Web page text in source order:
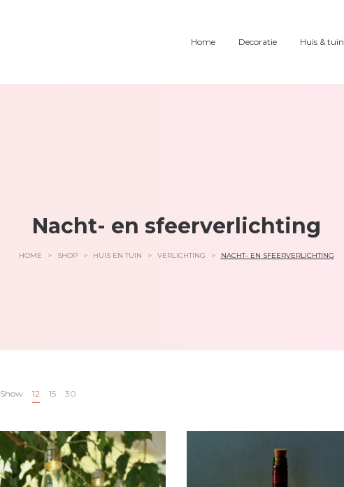
Home Decoratie Huis & tuin
Nacht- en sfeerverlichting
HOME > SHOP > HUIS EN TUIN > VERLICHTING > NACHT- EN SFEERVERLICHTING
Show 12 15 30